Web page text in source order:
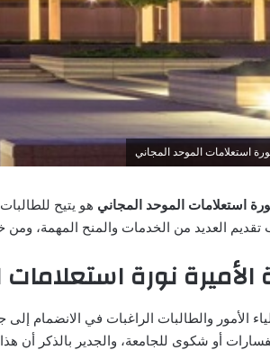
استعلامات الموحد المجاني
استعلامات الموحد المجاني هو يتيح
تقديم العديد من الخدمات والمنح المهمة، ومن
نورة
الأمور والطالبات الراغبات في الانضمام
أو شكوى للجامعة، والجدير بالذكر أن هذا الرقم هو